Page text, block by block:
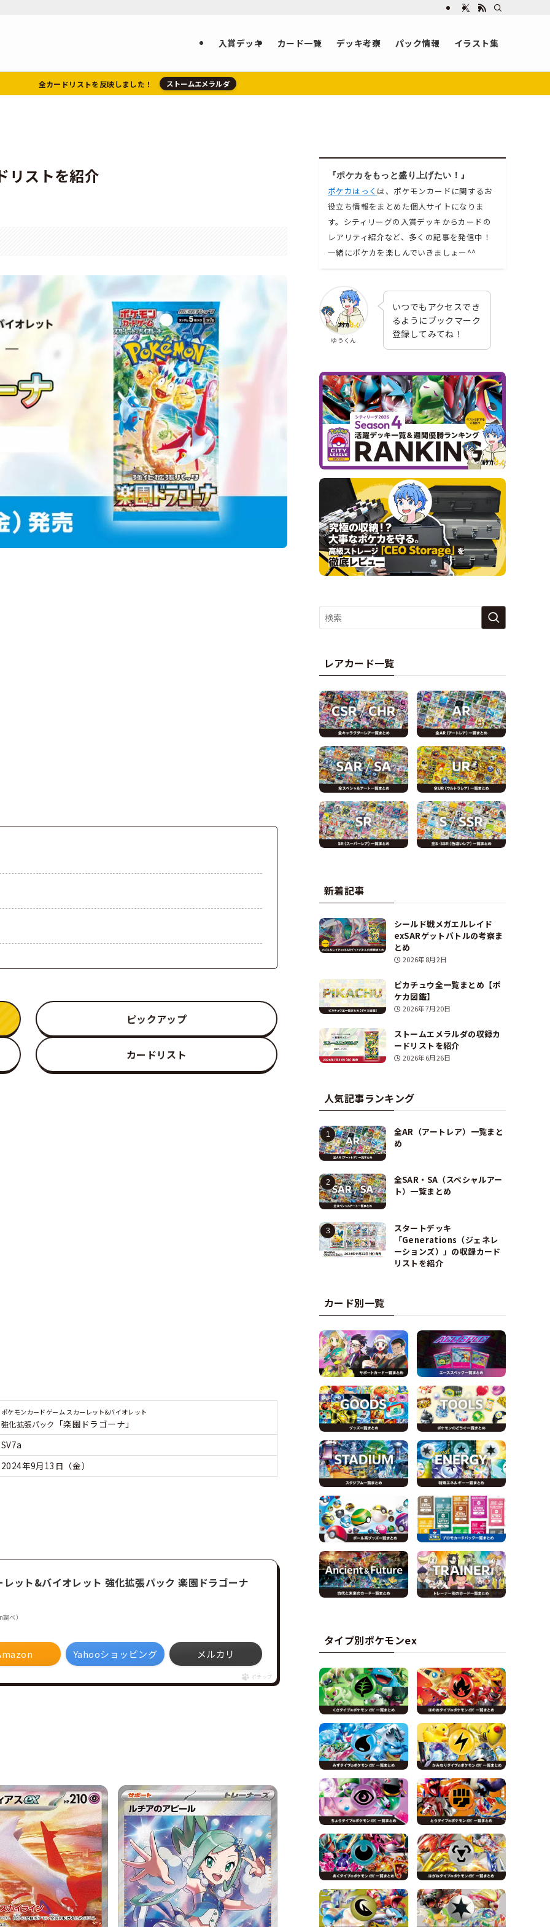
入賞デッキ カード一覧 デッキ考察 パック情報 イラスト集
全カードリストを反映しました！ ストームエメラルダ
リストを紹介
ピックアップ
カードリスト
ポケモンカードゲーム スカーレット&バイオレット
強化拡張パック
「楽園ドラゴーナ」
SV7a
2024年9月13日（金）
ット&バイオレット 強化拡張パック 楽園ドラゴーナ
べ）
Yahooショッピング メルカリ
ポチップ
『ポケカをもっと盛り上げたい！』
ポケカはっく は、ポケモンカードに関するお
役立ち情報をまとめた個人サイトになりま
す。シティリーグの入賞デッキからカードの
レアリティ紹介など、多くの記事を発信中！
一緒にポケカを楽しんでいきましょー^^
ゆうくん
いつでもアクセスでき
るようにブックマーク
登録してみてね！
レアカード一覧
新着記事
シールド戦メガエルレイド
exSARゲットバトルの考察ま
とめ
2026年8月2日
ピカチュウ全一覧まとめ【ポ
ケカ図鑑】
2026年7月20日
ストームエメラルダの収録カ
ードリストを紹介
2026年6月26日
人気記事ランキング
全AR（アートレア）一覧まと
め
全SAR・SA（スペシャルアー
ト）一覧まとめ
スタートデッキ
「Generations（ジェネレ
ーションズ）」の収録カード
リストを紹介
カード別一覧
タイプ別ポケモンex